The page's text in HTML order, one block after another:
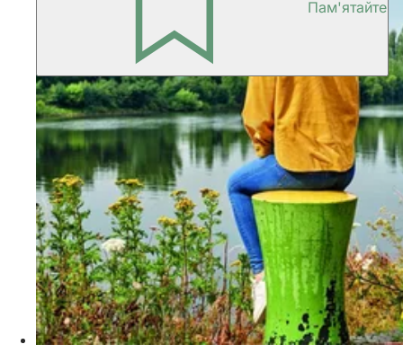
Пам'ятайте